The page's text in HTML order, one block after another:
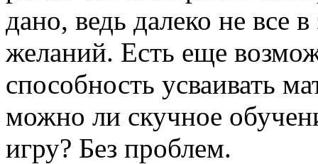
дано, ведь далеко не все
желаний. Есть еще
способность усваивать
можно ли скучное
игру? Без проблем.